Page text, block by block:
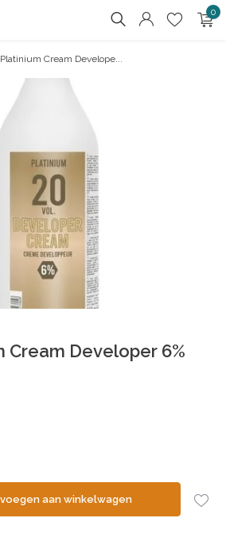
0
Cream Develope...
Cream Developer 6%
aan winkelwagen